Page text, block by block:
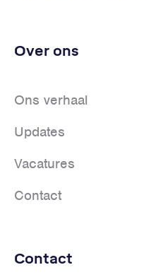
Over ons
Ons verhaal
Updates
Vacatures
Contact
Contact